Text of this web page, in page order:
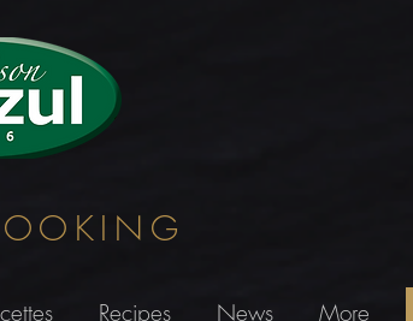
Recipes News More